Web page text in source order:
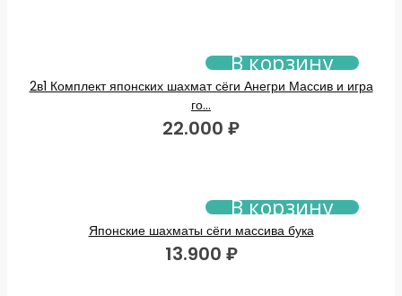
В корзину
2в1 Комплект японских шахмат сёги Анегри Массив и игра
го...
22.000 ₽
В корзину
Японские шахматы сёги массива бука
13.900 ₽